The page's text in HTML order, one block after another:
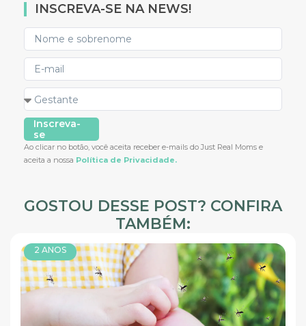
INSCREVA-SE NA NEWS!
Inscreva-
se
Ao clicar no botão, você aceita receber e-mails do Just Real Moms e
aceita a nossa Política de Privacidade.
GOSTOU DESSE POST? CONFIRA
TAMBÉM:
2 ANOS